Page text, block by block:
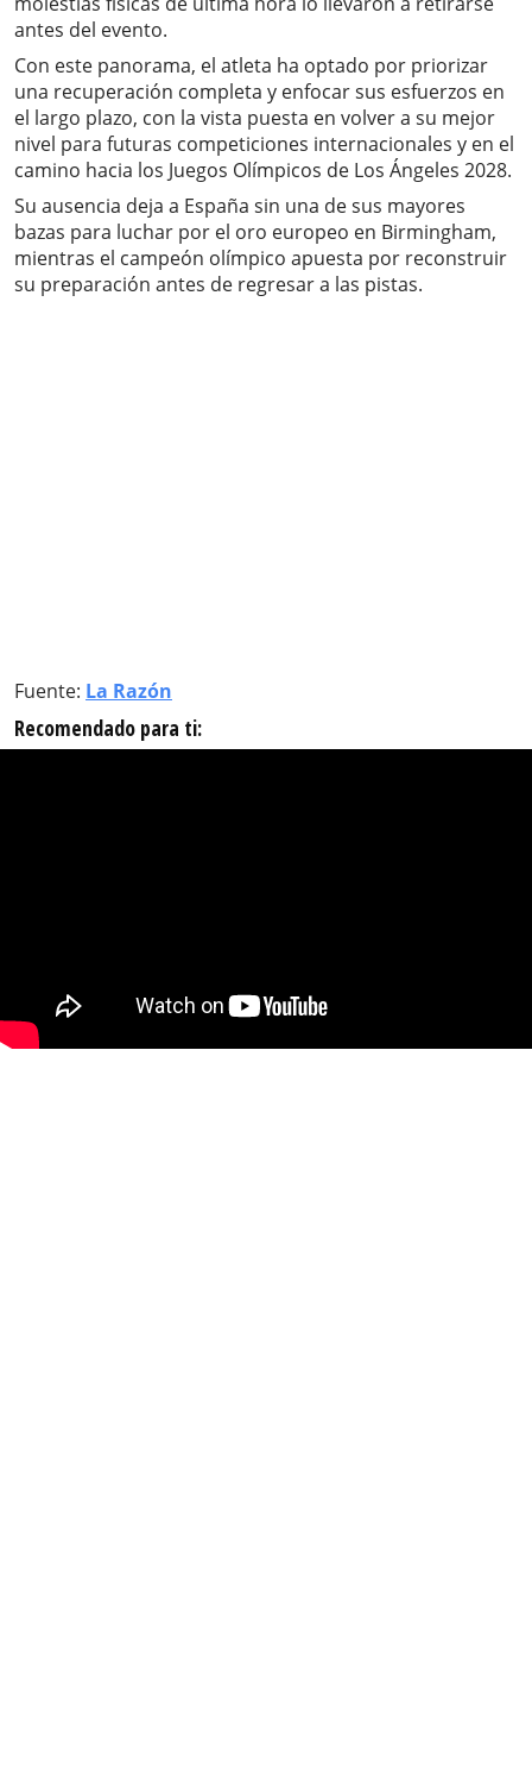
antes del evento.
Con este panorama, el atleta ha optado por priorizar
una recuperación completa y enfocar sus esfuerzos en
el largo plazo, con la vista puesta en volver a su mejor
nivel para futuras competiciones internacionales y en el
camino hacia los Juegos Olímpicos de Los Ángeles 2028.
Su ausencia deja a España sin una de sus mayores
bazas para luchar por el oro europeo en Birmingham,
mientras el campeón olímpico apuesta por reconstruir
su preparación antes de regresar a las pistas.
Fuente: La Razón
Recomendado para ti: